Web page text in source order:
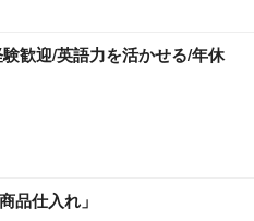
歓迎/英語力を活かせる/年休
品仕入れ」